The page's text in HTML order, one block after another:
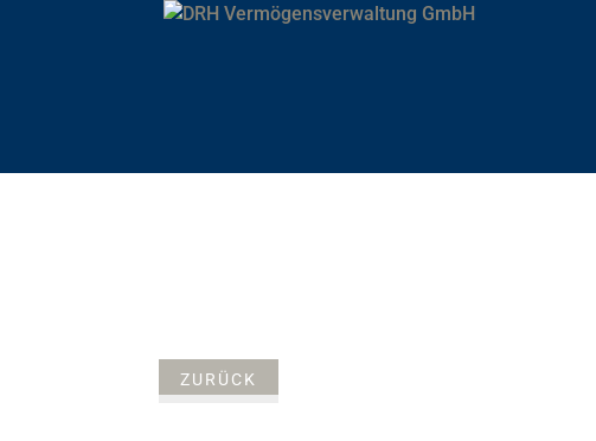
ZURÜCK